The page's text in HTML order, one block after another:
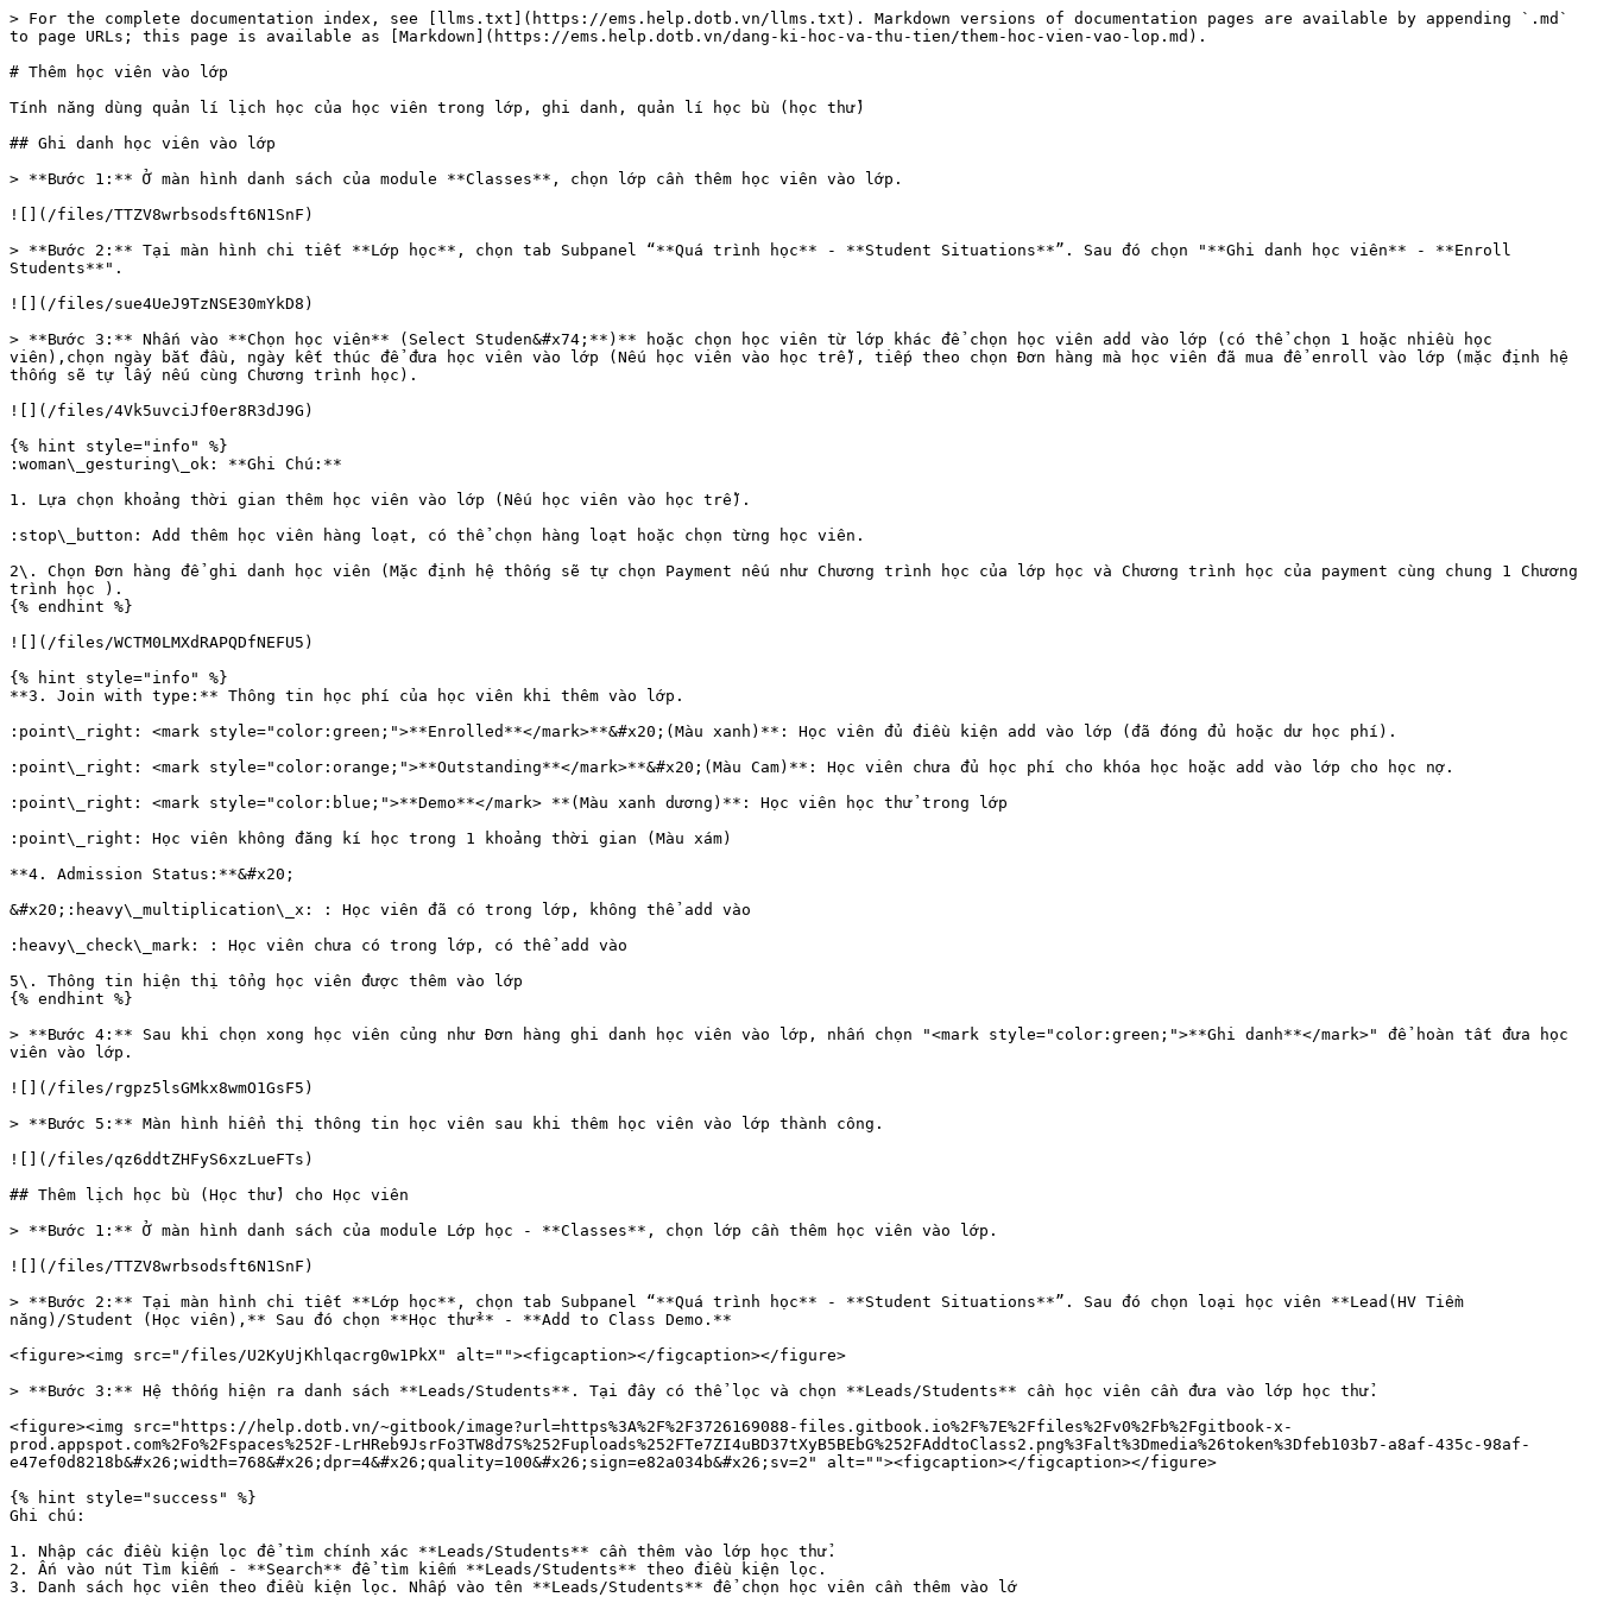
> For the complete documentation index, see [llms.txt](https://ems.help.dotb.vn/llms.txt). Markdown versions of documentation pages are available by appending `.md`
to page URLs; this page is available as [Markdown](https://ems.help.dotb.vn/dang-ki-hoc-va-thu-tien/them-hoc-vien-vao-lop.md).
# Thêm học viên vào lớp
Tính năng dùng quản lí lịch học của học viên trong lớp, ghi danh, quản lí học bù (học thử)
## Ghi danh học viên vào lớp
> **Bước 1:** Ở màn hình danh sách của module **Classes**, chọn lớp cần thêm học viên vào lớp.
![](/files/TTZV8wrbsodsft6N1SnF)
> **Bước 2:** Tại màn hình chi tiết **Lớp học**, chọn tab Subpanel “**Quá trình học** - **Student Situations**”. Sau đó chọn "**Ghi danh học viên** - **Enroll
Students**".
![](/files/sue4UeJ9TzNSE30mYkD8)
> **Bước 3:** Nhấn vào **Chọn học viên** (Select Studen&#x74;**)** hoặc chọn học viên từ lớp khác để chọn học viên add vào lớp (có thể chọn 1 hoặc nhiều học
viên),chọn ngày bắt đầu, ngày kết thúc để đưa học viên vào lớp (Nếu học viên vào học trễ), tiếp theo chọn Đơn hàng mà học viên đã mua để enroll vào lớp (mặc định hệ
thống sẽ tự lấy nếu cùng Chương trình học).
![](/files/4Vk5uvciJf0er8R3dJ9G)
{% hint style="info" %}
:woman\_gesturing\_ok: **Ghi Chú:**
1. Lựa chọn khoảng thời gian thêm học viên vào lớp (Nếu học viên vào học trễ).
:stop\_button: Add thêm học viên hàng loạt, có thể chọn hàng loạt hoặc chọn từng học viên.
2\. Chọn Đơn hàng để ghi danh học viên (Mặc định hệ thống sẽ tự chọn Payment nếu như Chương trình học của lớp học và Chương trình học của payment cùng chung 1 Chương
trình học ).
{% endhint %}
![](/files/WCTM0LMXdRAPQDfNEFU5)
{% hint style="info" %}
**3. Join with type:** Thông tin học phí của học viên khi thêm vào lớp.
:point\_right: <mark style="color:green;">**Enrolled**</mark>**&#x20;(Màu xanh)**: Học viên đủ điều kiện add vào lớp (đã đóng đủ hoặc dư học phí).
:point\_right: <mark style="color:orange;">**Outstanding**</mark>**&#x20;(Màu Cam)**: Học viên chưa đủ học phí cho khóa học hoặc add vào lớp cho học nợ.
:point\_right: <mark style="color:blue;">**Demo**</mark> **(Màu xanh dương)**: Học viên học thử trong lớp
:point\_right: Học viên không đăng kí học trong 1 khoảng thời gian (Màu xám)
**4. Admission Status:**&#x20;
&#x20;:heavy\_multiplication\_x: : Học viên đã có trong lớp, không thể add vào
:heavy\_check\_mark: : Học viên chưa có trong lớp, có thể add vào
5\. Thông tin hiện thị tổng học viên được thêm vào lớp
{% endhint %}
> **Bước 4:** Sau khi chọn xong học viên củng như Đơn hàng ghi danh học viên vào lớp, nhấn chọn "<mark style="color:green;">**Ghi danh**</mark>" để hoàn tất đưa học
viên vào lớp.
![](/files/rgpz5lsGMkx8wmO1GsF5)
> **Bước 5:** Màn hình hiển thị thông tin học viên sau khi thêm học viên vào lớp thành công.
![](/files/qz6ddtZHFyS6xzLueFTs)
## Thêm lịch học bù (Học thử) cho Học viên
> **Bước 1:** Ở màn hình danh sách của module Lớp học - **Classes**, chọn lớp cần thêm học viên vào lớp.
![](/files/TTZV8wrbsodsft6N1SnF)
> **Bước 2:** Tại màn hình chi tiết **Lớp học**, chọn tab Subpanel “**Quá trình học** - **Student Situations**”. Sau đó chọn loại học viên **Lead(HV Tiềm
năng)/Student (Học viên),** Sau đó chọn **Học thử** - **Add to Class Demo.**
<figure><img src="/files/U2KyUjKhlqacrg0w1PkX" alt=""><figcaption></figcaption></figure>
> **Bước 3:** Hệ thống hiện ra danh sách **Leads/Students**. Tại đây có thể lọc và chọn **Leads/Students** cần học viên cần đưa vào lớp học thử.
<figure><img src="https://help.dotb.vn/~gitbook/image?url=https%3A%2F%2F3726169088-files.gitbook.io%2F%7E%2Ffiles%2Fv0%2Fb%2Fgitbook-x-
prod.appspot.com%2Fo%2Fspaces%252F-LrHReb9JsrFo3TW8d7S%252Fuploads%252FTe7ZI4uBD37tXyB5BEbG%252FAddtoClass2.png%3Falt%3Dmedia%26token%3Dfeb103b7-a8af-435c-98af-
e47ef0d8218b&#x26;width=768&#x26;dpr=4&#x26;quality=100&#x26;sign=e82a034b&#x26;sv=2" alt=""><figcaption></figcaption></figure>
{% hint style="success" %}
Ghi chú:
1. Nhập các điều kiện lọc để tìm chính xác **Leads/Students** cần thêm vào lớp học thử.
2. Ấn vào nút Tìm kiếm - **Search** để tìm kiếm **Leads/Students** theo điều kiện lọc.
3. Danh sách học viên theo điều kiện lọc. Nhấp vào tên **Leads/Students** để chọn học viên cần thêm vào lớ